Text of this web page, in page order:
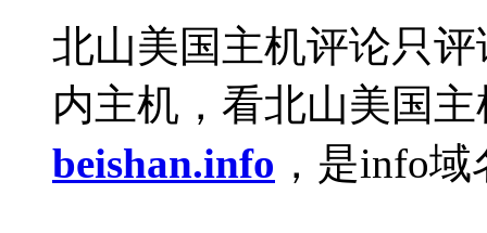
北山美国主机评论只
内主机，看北山美国
beishan.info ，是info